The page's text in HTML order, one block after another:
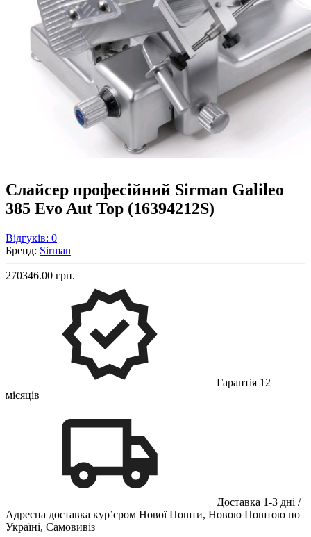
Слайсер професійний Sirman Galileo
385 Evo Aut Top (16394212S)
Відгуків: 0
Бренд: Sirman
270346.00 грн.
Гарантія 12
місяців
Доставка 1-3 дні /
Адресна доставка кур’єром Нової Пошти, Новою Поштою по
Україні, Самовивіз